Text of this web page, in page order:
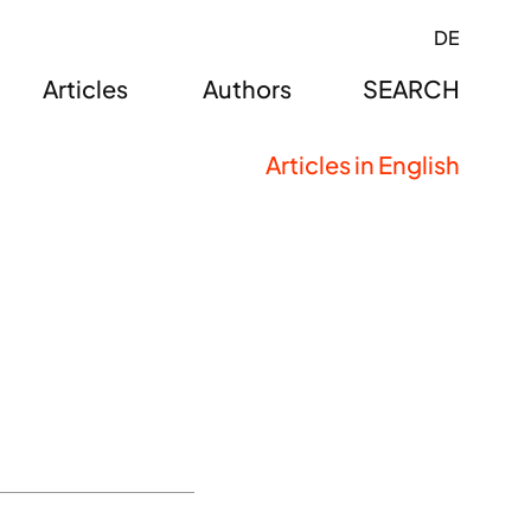
SEARCH
Articles Authors
DE
Articles in English